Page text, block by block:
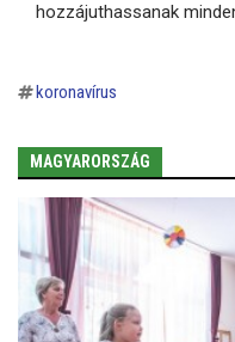
hozzájuthassanak
koronavírus
MAGYARORSZÁG